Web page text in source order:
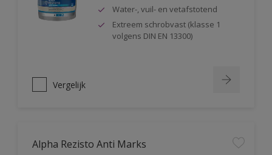
Water-, vuil- en vetafstotend
Extreem schrobvast (klasse 1
volgens DIN EN 13300)
Vergelijk
Alpha Rezisto Anti Marks